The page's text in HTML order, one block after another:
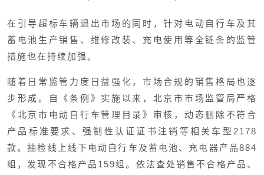
在引导超标车辆退出市场的同时，针对电动自行车及其
蓄电池生产销售、维修改装、充电使用等全链条的监管
措施也在持续加强。
随着日常监管力度日益强化，市场合规的销售格局也逐
步形成。自《条例》实施以来，北京市市场监管局严格
《北京市电动自行车管理目录》审核，动态删除不符合
产品标准要求、强制性认证证书注销等相关车型2178
款。抽检线上线下电动自行车及蓄电池、充电器产品884
组，发现不合格产品159组。依法查处销售不合格产品、